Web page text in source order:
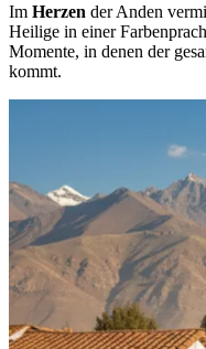
Im Herzen der Anden
Heilige in einer
Momente, in denen der
kommt.